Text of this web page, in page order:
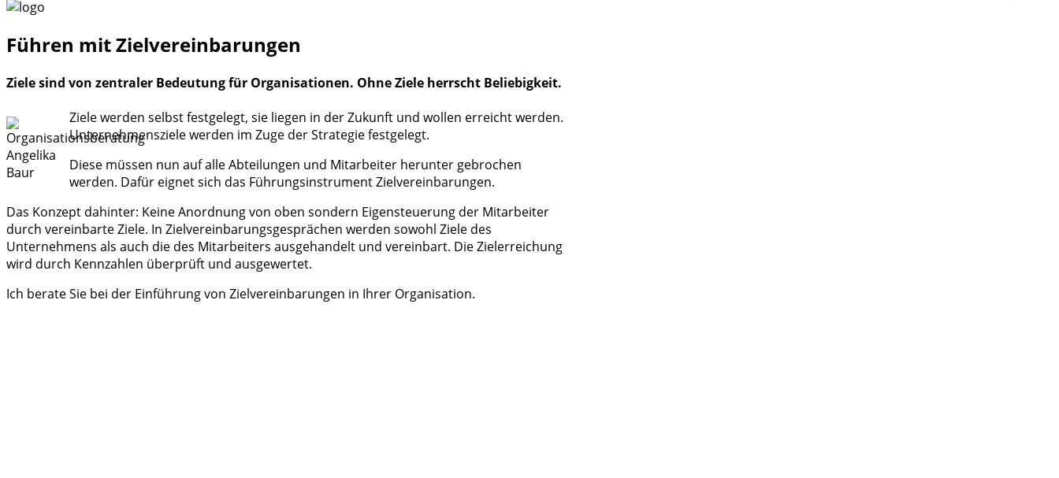
Führen mit Zielvereinbarungen
Ziele sind von zentraler Bedeutung für Organisationen. Ohne Ziele herrscht Beliebigkeit.
Ziele werden selbst festgelegt, sie liegen in der Zukunft und wollen erreicht werden.
Unternehmensziele werden im Zuge der Strategie festgelegt.
Diese müssen nun auf alle Abteilungen und Mitarbeiter herunter gebrochen
werden. Dafür eignet sich das Führungsinstrument Zielvereinbarungen.
Das Konzept dahinter: Keine Anordnung von oben sondern Eigensteuerung der Mitarbeiter
durch vereinbarte Ziele. In Zielvereinbarungsgesprächen werden sowohl Ziele des
Unternehmens als auch die des Mitarbeiters ausgehandelt und vereinbart. Die Zielerreichung
wird durch Kennzahlen überprüft und ausgewertet.
Ich berate Sie bei der Einführung von Zielvereinbarungen in Ihrer Organisation.